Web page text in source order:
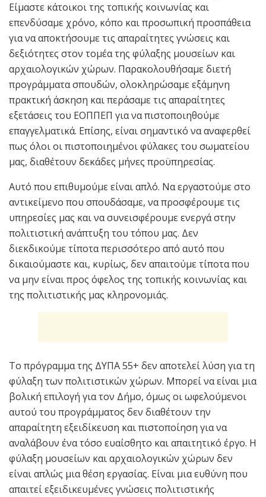
Είμαστε κάτοικοι της τοπικής κοινωνίας και
επενδύσαμε χρόνο, κόπο και προσωπική προσπάθεια
για να αποκτήσουμε τις απαραίτητες γνώσεις και
δεξιότητες στον τομέα της φύλαξης μουσείων και
αρχαιολογικών χώρων. Παρακολουθήσαμε διετή
προγράμματα σπουδών, ολοκληρώσαμε εξάμηνη
πρακτική άσκηση και περάσαμε τις απαραίτητες
εξετάσεις του ΕΟΠΠΕΠ για να πιστοποιηθούμε
επαγγελματικά. Επίσης, είναι σημαντικό να αναφερθεί
πως όλοι οι πιστοποιημένοι φύλακες του σωματείου
μας, διαθέτουν δεκάδες μήνες προϋπηρεσίας.
Αυτό που επιθυμούμε είναι απλό. Να εργαστούμε στο
αντικείμενο που σπουδάσαμε, να προσφέρουμε τις
υπηρεσίες μας και να συνεισφέρουμε ενεργά στην
πολιτιστική ανάπτυξη του τόπου μας. Δεν
διεκδικούμε τίποτα περισσότερο από αυτό που
δικαιούμαστε και, κυρίως, δεν απαιτούμε τίποτα που
να μην είναι προς όφελος της τοπικής κοινωνίας και
της πολιτιστικής μας κληρονομιάς.
Το πρόγραμμα της ΔΥΠΑ 55+ δεν αποτελεί λύση για τη
φύλαξη των πολιτιστικών χώρων. Μπορεί να είναι μια
βολική επιλογή για τον Δήμο, όμως οι ωφελούμενοι
αυτού του προγράμματος δεν διαθέτουν την
απαραίτητη εξειδίκευση και πιστοποίηση για να
αναλάβουν ένα τόσο ευαίσθητο και απαιτητικό έργο. Η
φύλαξη μουσείων και αρχαιολογικών χώρων δεν
είναι απλώς μια θέση εργασίας. Είναι μια ευθύνη που
απαιτεί εξειδικευμένες γνώσεις πολιτιστικής